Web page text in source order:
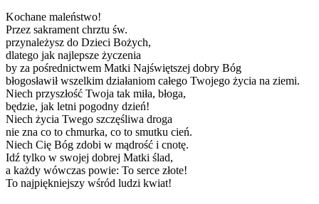
Kochane maleństwo!
Przez sakrament chrztu św.
przynależysz do Dzieci Bożych,
dlatego jak najlepsze życzenia
by za pośrednictwem Matki Najświętszej dobry Bóg
błogosławił wszelkim działaniom całego Twojego życia na ziemi.
Niech przyszłość Twoja tak miła, błoga,
będzie, jak letni pogodny dzień!
Niech życia Twego szczęśliwa droga
nie zna co to chmurka, co to smutku cień.
Niech Cię Bóg zdobi w mądrość i cnotę.
Idź tylko w swojej dobrej Matki ślad,
a każdy wówczas powie: To serce złote!
To najpiękniejszy wśród ludzi kwiat!